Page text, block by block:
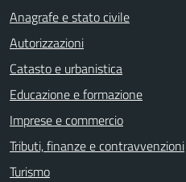
Anagrafe e stato civile
Autorizzazioni
Catasto e urbanistica
Educazione e formazione
Imprese e commercio
Tributi, finanze e contravvenzioni
Turismo